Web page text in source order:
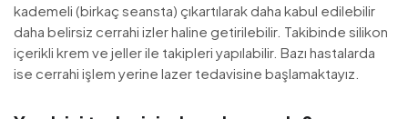
kademeli (birkaç seansta) çıkartılarak daha kabul edilebilir
daha belirsiz cerrahi izler haline getirilebilir. Takibinde silikon
içerikli krem ve jeller ile takipleri yapılabilir. Bazı hastalarda
ise cerrahi işlem yerine lazer tedavisine başlamaktayız.